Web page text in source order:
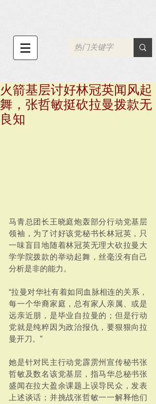
火箭基层讨好林冠英闻风起
舞，张哲敏挺砍拉曼拨款无
良知
马青总团长王晓庭炮轰部分行动党基层
领袖，为了讨好该党秘书长林冠英，只
一味盲目地随着林冠英无理大砍拉曼大
学学院拨款的举动起舞，丝毫没有自己
分析是非的能力。
“拉曼对华社有着如同血脉相连的关系，
每一个华裔家庭，总有家人亲属、或是
远亲近朋，是毕业自拉曼的；但是行动
党就是纯粹因为政治报仇，要狠狠向拉
曼开刀。”
她是针对民主行动党霹雳州宣传秘书张
哲敏及数名该党基层，指马华总秘书张
盛闻在拉大盈余课题上误导民众，发表
上述谈话；并挑战张哲敏一一解释他们